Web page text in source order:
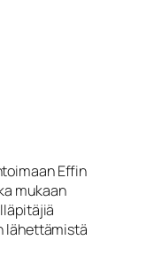
Effin
mukaan
lähettämistä